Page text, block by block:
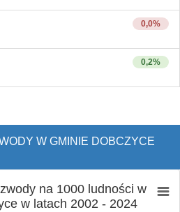
0,0%
0,2%
W GMINIE DOBCZYCE
na 1000 ludności w
w latach 2002 - 2024